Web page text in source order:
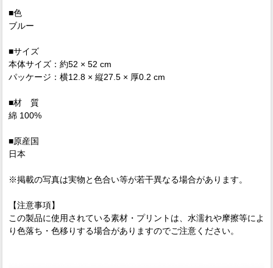
■色
ブルー
■サイズ
本体サイズ：約52 × 52 cm
パッケージ：横12.8 × 縦27.5 × 厚0.2 cm
■材 質
綿 100%
■原産国
日本
※掲載の写真は実物と色合い等が若干異なる場合があります。
【注意事項】
この製品に使用されている素材・プリントは、水濡れや摩擦等によ
り色落ち・色移りする場合がありますのでご注意ください。